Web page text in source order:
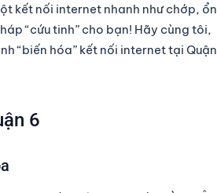
kết nối internet nhanh như chớp, ổn
“cứu tinh” cho bạn! Hãy cùng tôi,
“biến hóa” kết nối internet tại Quận
6